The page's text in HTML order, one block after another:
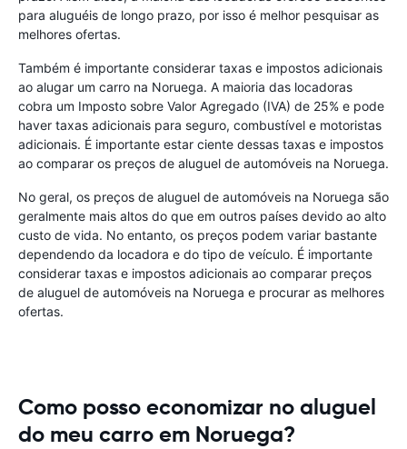
para aluguéis de longo prazo, por isso é melhor pesquisar as
melhores ofertas.
Também é importante considerar taxas e impostos adicionais
ao alugar um carro na Noruega. A maioria das locadoras
cobra um Imposto sobre Valor Agregado (IVA) de 25% e pode
haver taxas adicionais para seguro, combustível e motoristas
adicionais. É importante estar ciente dessas taxas e impostos
ao comparar os preços de aluguel de automóveis na Noruega.
No geral, os preços de aluguel de automóveis na Noruega são
geralmente mais altos do que em outros países devido ao alto
custo de vida. No entanto, os preços podem variar bastante
dependendo da locadora e do tipo de veículo. É importante
considerar taxas e impostos adicionais ao comparar preços
de aluguel de automóveis na Noruega e procurar as melhores
ofertas.
Como posso economizar no aluguel
do meu carro em Noruega?